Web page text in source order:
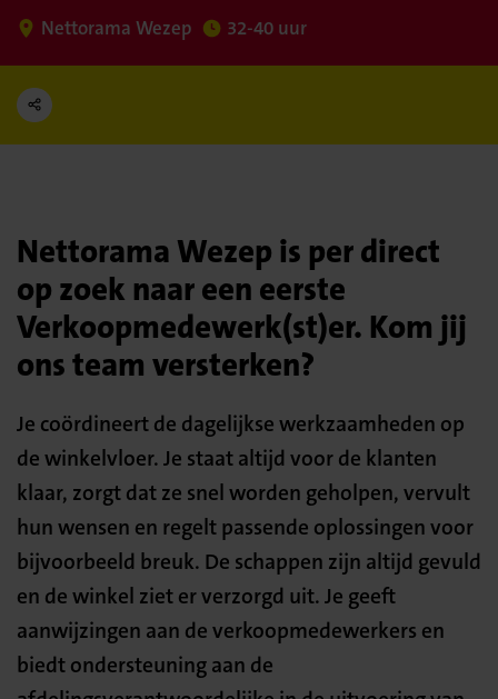
Nettorama Wezep 32-40 uur
Nettorama Wezep is per direct
op zoek naar een eerste
Verkoopmedewerk(st)er. Kom jij
ons team versterken?
Je coördineert de dagelijkse werkzaamheden op
de winkelvloer. Je staat altijd voor de klanten
klaar, zorgt dat ze snel worden geholpen, vervult
hun wensen en regelt passende oplossingen voor
bijvoorbeeld breuk. De schappen zijn altijd gevuld
en de winkel ziet er verzorgd uit. Je geeft
aanwijzingen aan de verkoopmedewerkers en
biedt ondersteuning aan de